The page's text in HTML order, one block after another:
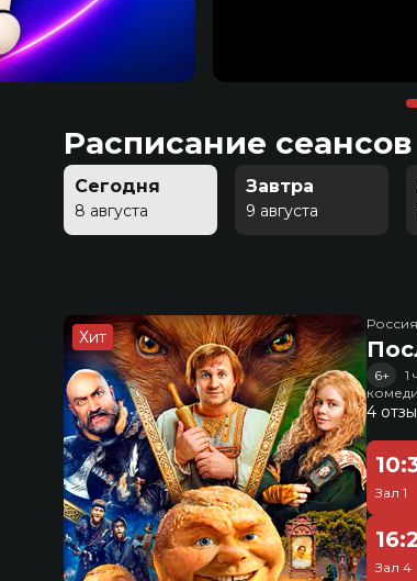
Расписание сеансов
Сегодня
8 августа
Завтра
9 августа
Хит
Россия
6+
1
4
Зал 1
Зал 4